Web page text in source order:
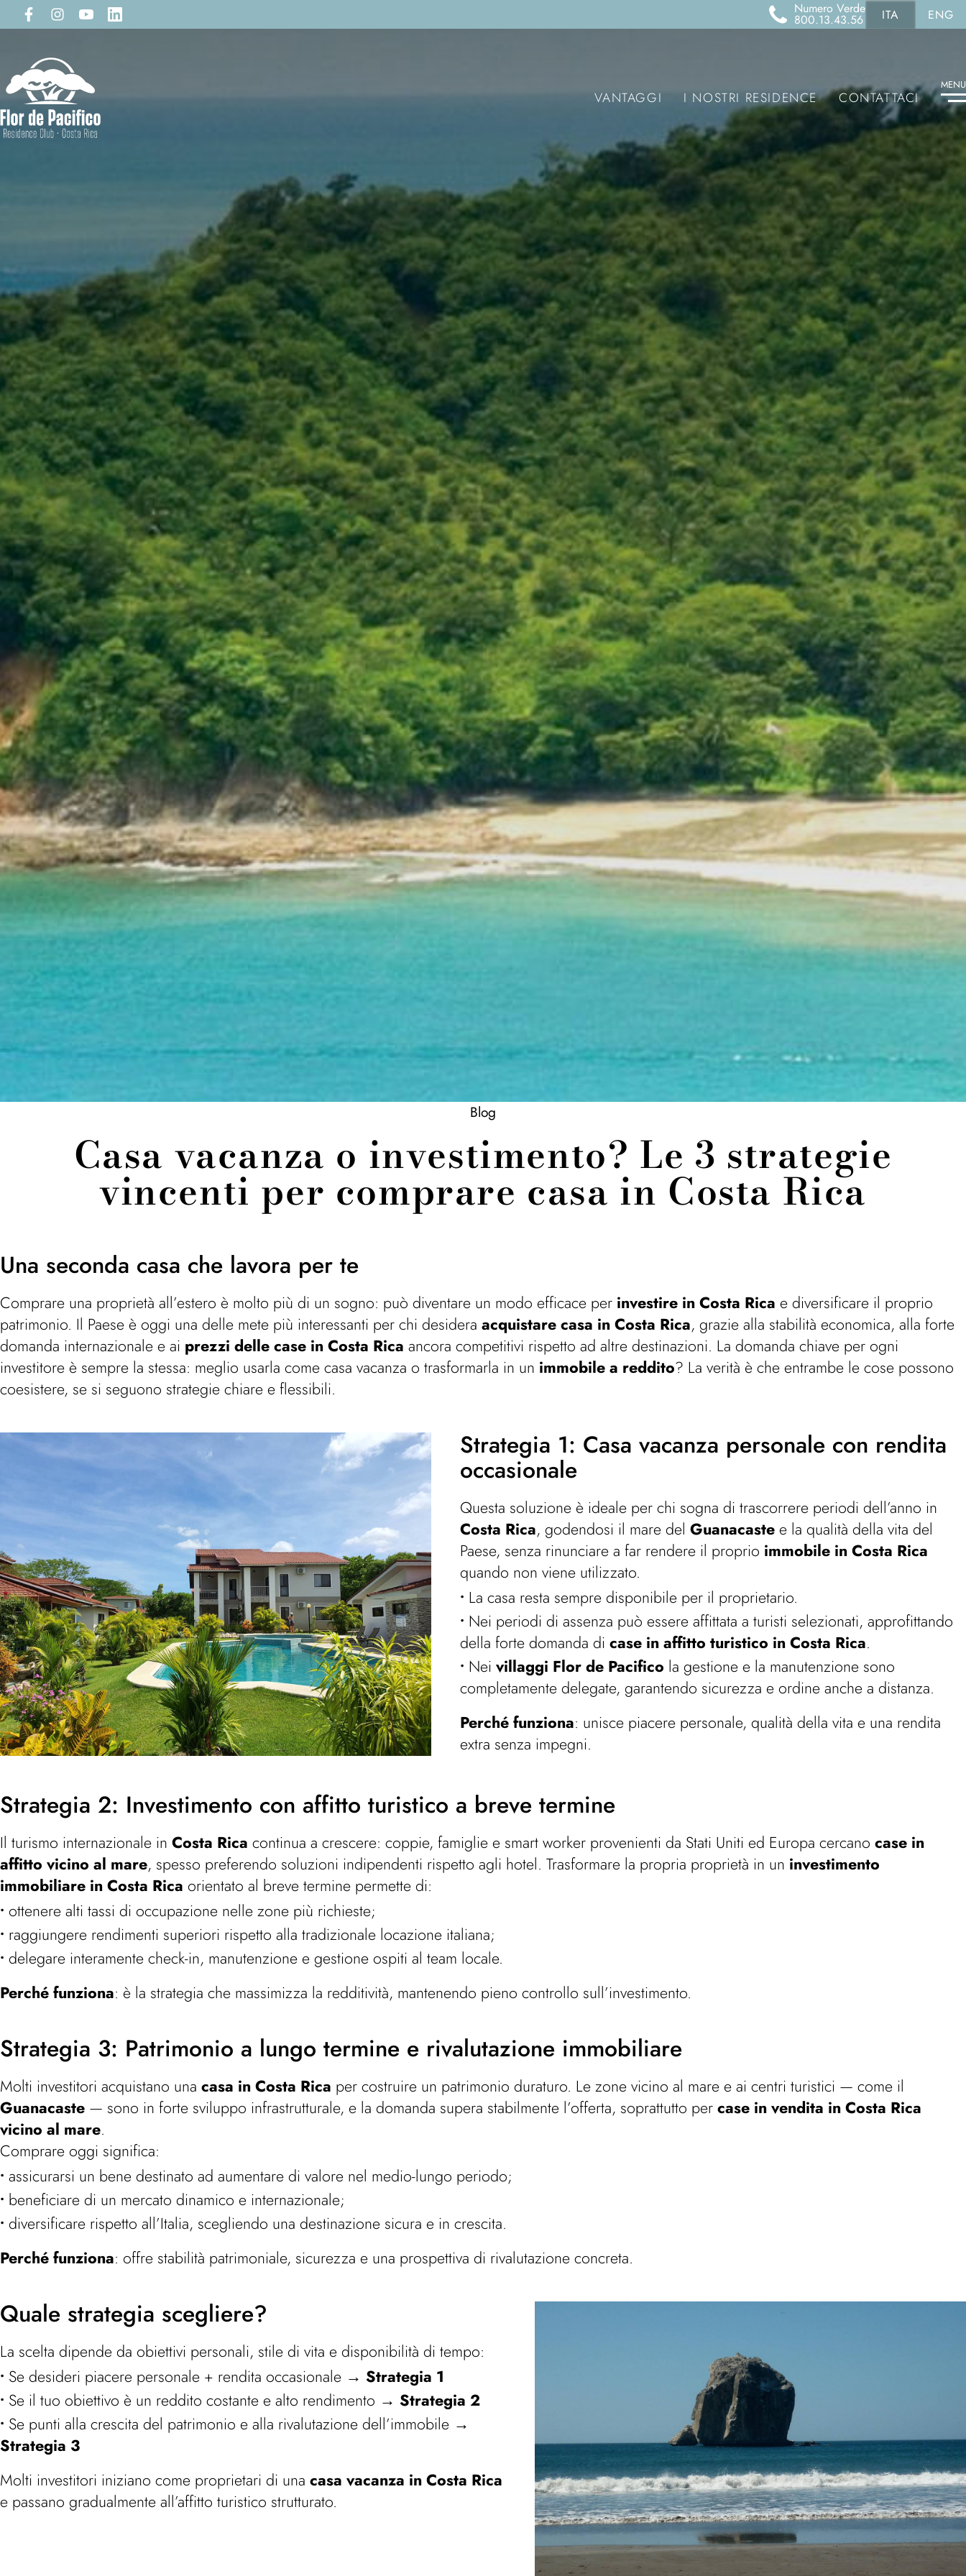
Numero Verde
800.13.43.56 ITA ENG
VANTAGGI I NOSTRI RESIDENCE CONTATTACI
MENU
Blog
Casa vacanza o investimento? Le 3 strategie
vincenti per comprare casa in Costa Rica
Una seconda casa che lavora per te
Comprare una proprietà all’estero è molto più di un sogno: può diventare un modo efficace per investire in Costa Rica e diversificare il proprio
patrimonio. Il Paese è oggi una delle mete più interessanti per chi desidera acquistare casa in Costa Rica, grazie alla stabilità economica, alla forte
domanda internazionale e ai prezzi delle case in Costa Rica ancora competitivi rispetto ad altre destinazioni. La domanda chiave per ogni
investitore è sempre la stessa: meglio usarla come casa vacanza o trasformarla in un immobile a reddito? La verità è che entrambe le cose possono
coesistere, se si seguono strategie chiare e flessibili.
Strategia 1: Casa vacanza personale con rendita
occasionale
Questa soluzione è ideale per chi sogna di trascorrere periodi dell’anno in
Costa Rica, godendosi il mare del Guanacastee la qualità della vita del
Paese, senza rinunciare a far rendere il proprio immobile in Costa Rica
quando non viene utilizzato.
La casa resta sempre disponibile per il proprietario.
Nei periodi di assenza può essere affittata a turisti selezionati, approfittando
della forte domanda di case in affitto turistico in Costa Rica.
Nei villaggi Flor de Pacifico la gestione e la manutenzione sono
completamente delegate, garantendo sicurezza e ordine anche a distanza.
Perché funziona: unisce piacere personale, qualità della vita e una rendita
extra senza impegni.
Strategia 2: Investimento con affitto turistico a breve termine
Il turismo internazionale in Costa Rica continua a crescere: coppie, famiglie e smart worker provenienti da Stati Uniti ed Europa cercano case in
affitto vicino al mare, spesso preferendo soluzioni indipendenti rispetto agli hotel. Trasformare la propria proprietà in un investimento
immobiliare in Costa Rica orientato al breve termine permette di:
ottenere alti tassi di occupazione nelle zone più richieste;
raggiungere rendimenti superiori rispetto alla tradizionale locazione italiana;
delegare interamente check-in, manutenzione e gestione ospiti al team locale.
Perché funziona: è la strategia che massimizza la redditività, mantenendo pieno controllo sull’investimento.
Strategia 3: Patrimonio a lungo termine e rivalutazione immobiliare
Molti investitori acquistano una casa in Costa Rica per costruire un patrimonio duraturo. Le zone vicino al mare e ai centri turistici — come il
Guanacaste — sono in forte sviluppo infrastrutturale, e la domanda supera stabilmente l’offerta, soprattutto percase in vendita in Costa Rica
vicino al mare.
Comprare oggi significa:
assicurarsi un bene destinato ad aumentare di valore nel medio-lungo periodo;
beneficiare di un mercato dinamico e internazionale;
diversificare rispetto all’Italia, scegliendo una destinazione sicura e in crescita.
Perché funziona: offre stabilità patrimoniale, sicurezza e una prospettiva di rivalutazione concreta.
Quale strategia scegliere?
La scelta dipende da obiettivi personali, stile di vita e disponibilità di tempo:
Se desideri piacere personale + rendita occasionale → Strategia 1
Se il tuo obiettivo è un reddito costante e alto rendimento → Strategia 2
Se punti alla crescita del patrimonio e alla rivalutazione dell’immobile →
Strategia 3
Molti investitori iniziano come proprietari di una casa vacanza in Costa Rica
e passano gradualmente all’affitto turistico strutturato.